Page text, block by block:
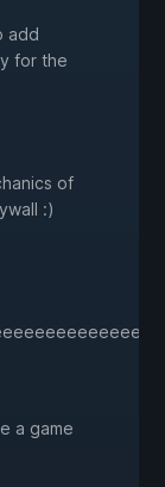
add
for the
of
:)
a game